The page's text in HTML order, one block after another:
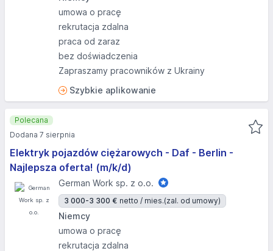
umowa o pracę
rekrutacja zdalna
praca od zaraz
bez doświadczenia
Zapraszamy pracowników z Ukrainy
Szybkie aplikowanie
Elektryk pojazdów ciężarowych - Daf - Berlin -
Najlepsza oferta! (m/k/d)
German Work sp. z o.o.
3 000-3 300 € netto / mies.(zal. od umowy)
Niemcy
umowa o pracę
rekrutacja zdalna
Polecana
Dodana 7 sierpnia